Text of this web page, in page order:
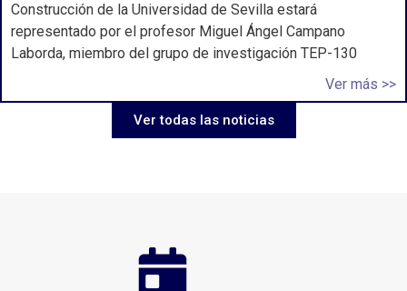
Construcción de la Universidad de Sevilla estará
representado por el profesor Miguel Ángel Campano
Laborda, miembro del grupo de investigación TEP-130
Ver más >>
Ver todas las noticias